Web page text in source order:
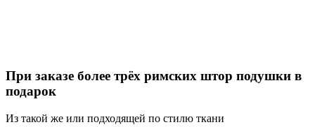
При заказе более трёх римских штор подушки в
подарок
Из такой же или подходящей по стилю ткани